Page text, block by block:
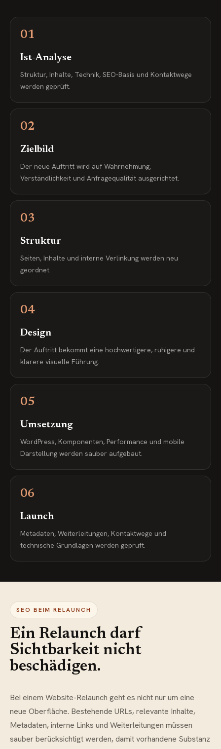
01
Ist-Analyse
Struktur, Inhalte, Technik, SEO-Basis und Kontaktwege
werden geprüft.
02
Zielbild
Der neue Auftritt wird auf Wahrnehmung,
Verständlichkeit und Anfragequalität ausgerichtet.
03
Struktur
Seiten, Inhalte und interne Verlinkung werden neu
geordnet.
04
Design
Der Auftritt bekommt eine hochwertigere, ruhigere und
klarere visuelle Führung.
05
Umsetzung
WordPress, Komponenten, Performance und mobile
Darstellung werden sauber aufgebaut.
06
Launch
Metadaten, Weiterleitungen, Kontaktwege und
technische Grundlagen werden geprüft.
SEO BEIM RELAUNCH
Ein Relaunch darf
Sichtbarkeit nicht
beschädigen.
Bei einem Website-Relaunch geht es nicht nur um eine
neue Oberfläche. Bestehende URLs, relevante Inhalte,
Metadaten, interne Links und Weiterleitungen müssen
sauber berücksichtigt werden, damit vorhandene Substanz